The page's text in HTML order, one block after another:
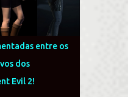
entre os
dos
Evil 2!